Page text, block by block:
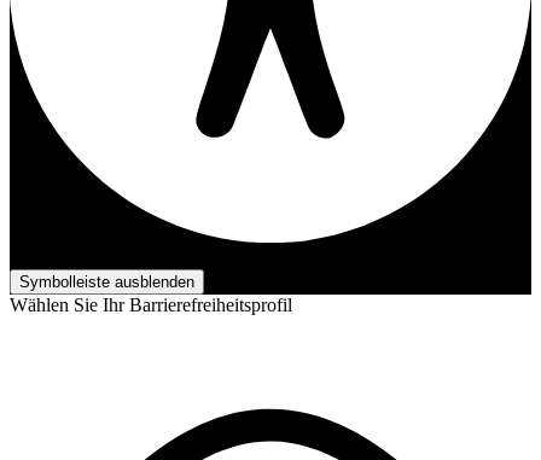
Symbolleiste ausblenden
Wählen Sie Ihr Barrierefreiheitsprofil